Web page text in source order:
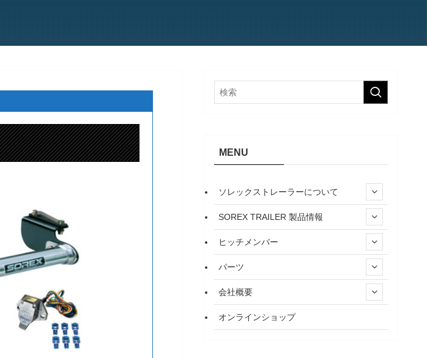
MENU
ソレックストレーラーについて
SOREX TRAILER 製品情報
ヒッチメンバー
パーツ
会社概要
オンラインショップ